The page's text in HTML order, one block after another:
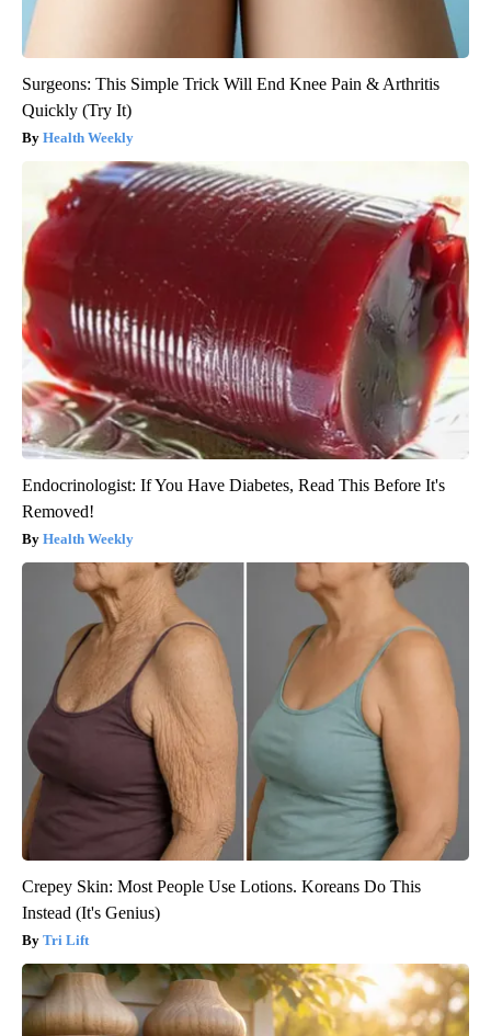
Surgeons: This Simple Trick Will End Knee Pain & Arthritis
Quickly (Try It)
Health Weekly
Endocrinologist: If You Have Diabetes, Read This Before It's
Removed!
Health Weekly
Crepey Skin: Most People Use Lotions. Koreans Do This
Instead (It's Genius)
Tri Lift